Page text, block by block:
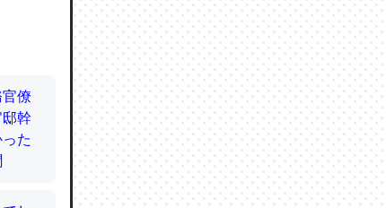
前
り